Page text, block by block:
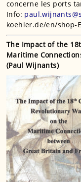
concerne les ports
Info:
koehler.de/en/shop-
The Impact of the
Maritime
(Paul Wijnants)